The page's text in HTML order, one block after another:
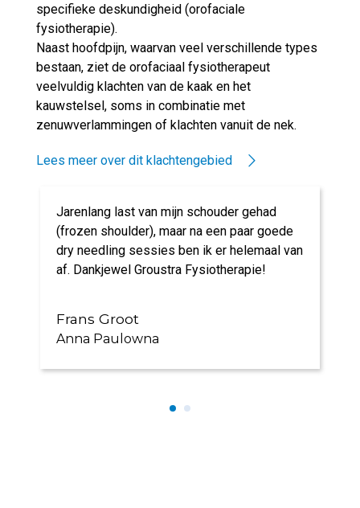
specifieke deskundigheid (orofaciale
fysiotherapie).
Naast hoofdpijn, waarvan veel verschillende types
bestaan, ziet de orofaciaal fysiotherapeut
veelvuldig klachten van de kaak en het
kauwstelsel, soms in combinatie met
zenuwverlammingen of klachten vanuit de nek.
Lees meer over dit klachtengebied
Jarenlang last van mijn schouder gehad
(frozen shoulder), maar na een paar goede
dry needling sessies ben ik er helemaal van
af. Dankjewel Groustra Fysiotherapie!
Frans Groot
Anna Paulowna